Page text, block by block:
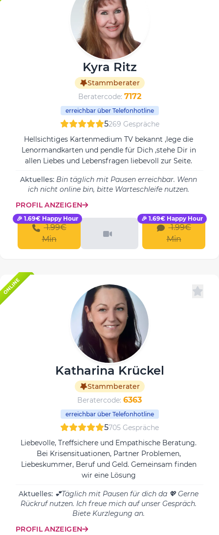
Kyra Ritz
Stammberater
Beratercode: 7172
erreichbar über Telefonhotline
5269 Gespräche
Hellsichtiges Kartenmedium TV bekannt ,lege die
Lenormandkarten und pendle für Dich ,stehe Dir in
allen Liebes und Lebensfragen liebevoll zur Seite.
Aktuelles: Bin täglich mit Pausen erreichbar. Wenn
ich nicht online bin, bitte Warteschleife nutzen.
PROFIL ANZEIGEN
1.99€
Min
🎉 1.69€ Happy Hour
1.99€
Min
🎉 1.69€ Happy Hour
ONLINE
Katharina Krückel
Stammberater
Beratercode: 6363
erreichbar über Telefonhotline
5705 Gespräche
Liebevolle, Treffsichere und Empathische Beratung.
Bei Krisensituationen, Partner Problemen,
Liebeskummer, Beruf und Geld. Gemeinsam finden
wir eine Lösung
Aktuelles: 💕Täglich mit Pausen für dich da 💖 Gerne
Rückruf nutzen. Ich freue mich auf unser Gespräch.
Biete Kurzlegung an.
PROFIL ANZEIGEN